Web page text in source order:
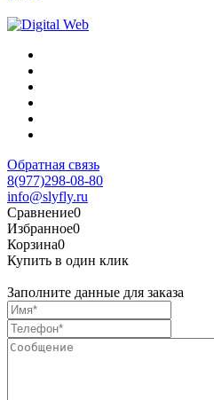
Обратная связь
8(977)298-08-80
info@slyfly.ru
Сравнение0
Избранное0
Корзина0
Купить в один клик
Заполните данные для заказа